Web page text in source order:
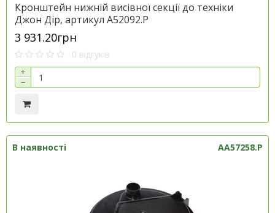
Кронштейн нижній висівної секції до техніки
Джон Дір, артикул A52092.P
3 931.20грн
0 відгуків
+
−
В наявності AA57258.P